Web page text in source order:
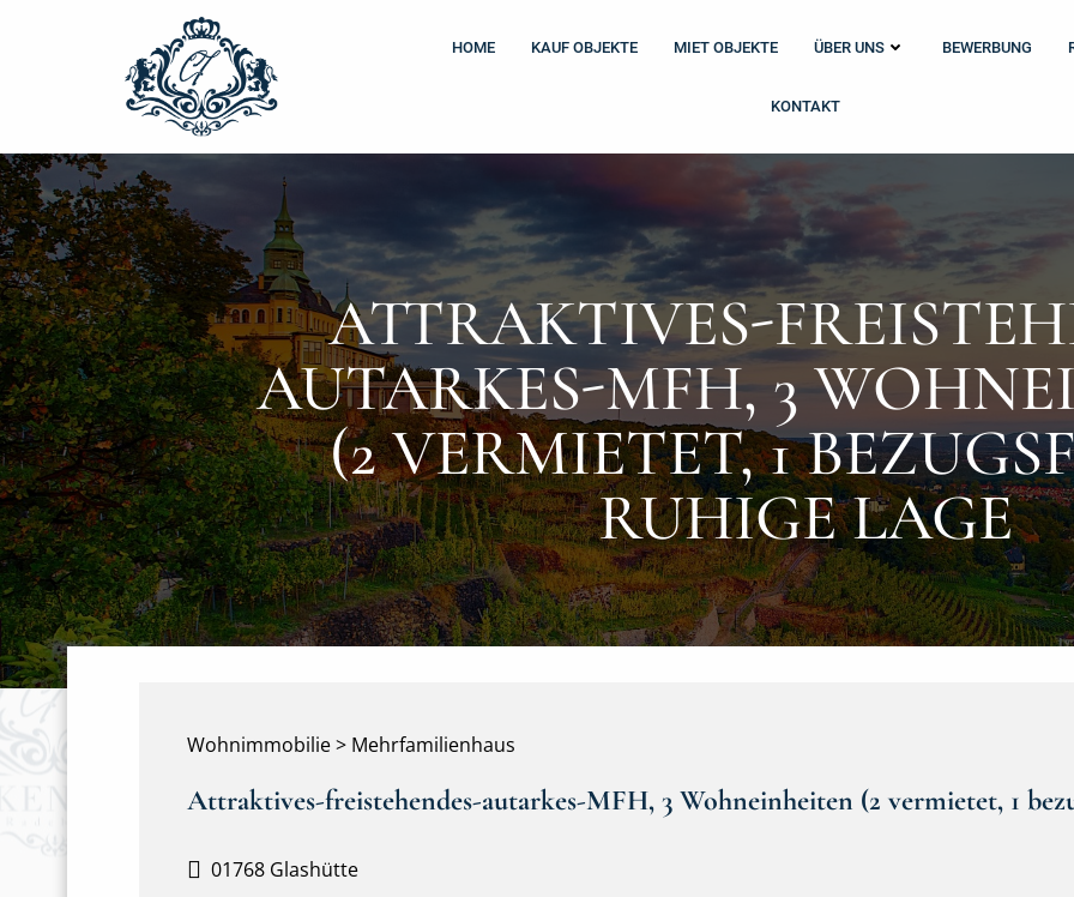
HOME KAUF OBJEKTE MIET OBJEKTE ÜBER UNS BEWERBUNG
KONTAKT
ATTRAKTIVES-
AUTARKES-MFH, 3
(2 VERMIETET, 1
RUHIGE LAGE
Wohnimmobilie > Mehrfamilienhaus
Attraktives-freistehendes-autarkes-MFH, 3 Wohneinheiten (2 vermietet, 1
01768 Glashütte